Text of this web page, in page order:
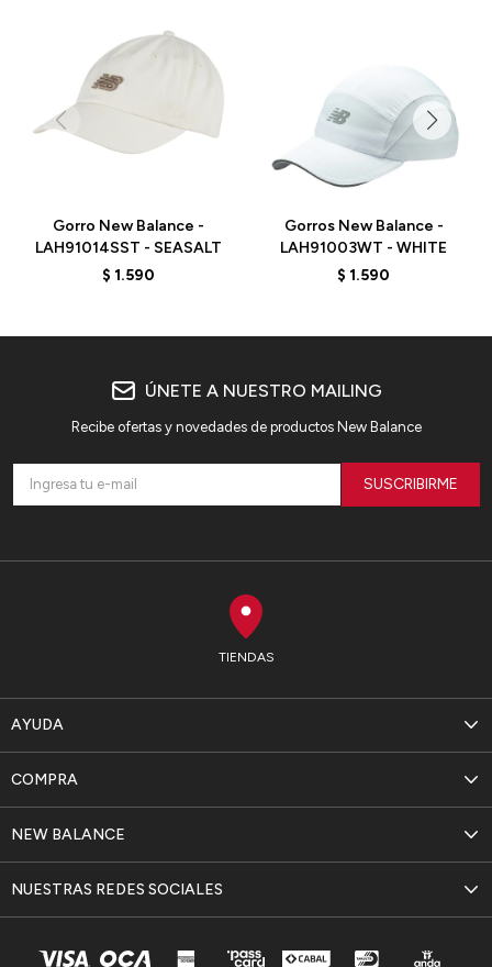
Gorro New Balance -
LAH91014SST - SEASALT
$ 1.590
Gorros New Balance -
LAH91003WT - WHITE
$ 1.590
TIENDAS
AYUDA
NEW BALANCE
COMPRA
NUESTRAS REDES SOCIALES
ÚNETE A NUESTRO MAILING
Recibe ofertas y novedades de productos New Balance
SUSCRIBIRME